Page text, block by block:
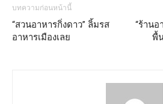
บทความก่อนหน้านี้
“สวนอาหารกิ่งดาว” ลิ้มรส
อาหารเมืองเลย
“ร้านอ
พื้